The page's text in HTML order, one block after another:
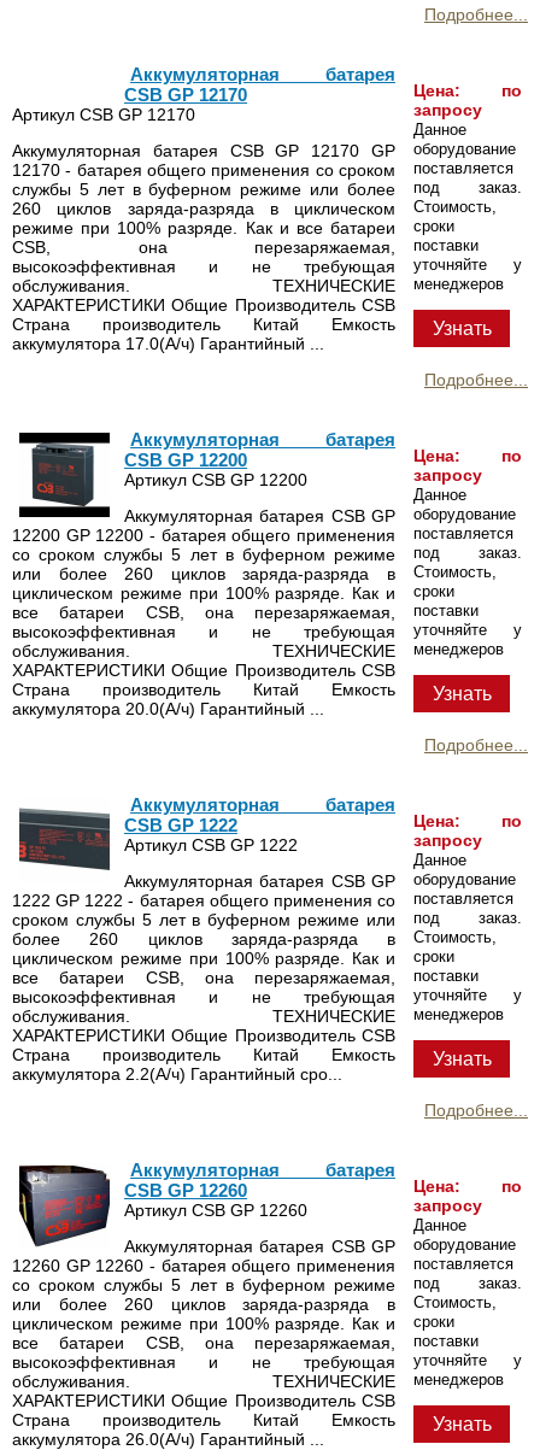
Подробнее...
Цена: по
запросу
Данное
оборудование
поставляется
под заказ.
Стоимость,
сроки
поставки
уточняйте у
менеджеров
Узнать
Аккумуляторная батарея
CSB GP 12170
Артикул CSB GP 12170
Аккумуляторная батарея CSB GP 12170 GP
12170 - батарея общего применения со сроком
службы 5 лет в буферном режиме или более
260 циклов заряда-разряда в циклическом
режиме при 100% разряде. Как и все батареи
CSB, она перезаряжаемая,
высокоэффективная и не требующая
обслуживания. ТЕХНИЧЕСКИЕ
ХАРАКТЕРИСТИКИ Общие Производитель CSB
Страна производитель Китай Емкость
аккумулятора 17.0(А/ч) Гарантийный ...
Подробнее...
Цена: по
запросу
Данное
оборудование
поставляется
под заказ.
Стоимость,
сроки
поставки
уточняйте у
менеджеров
Узнать
Аккумуляторная батарея
CSB GP 12200
Артикул CSB GP 12200
Аккумуляторная батарея CSB GP
12200 GP 12200 - батарея общего применения
со сроком службы 5 лет в буферном режиме
или более 260 циклов заряда-разряда в
циклическом режиме при 100% разряде. Как и
все батареи CSB, она перезаряжаемая,
высокоэффективная и не требующая
обслуживания. ТЕХНИЧЕСКИЕ
ХАРАКТЕРИСТИКИ Общие Производитель CSB
Страна производитель Китай Емкость
аккумулятора 20.0(А/ч) Гарантийный ...
Подробнее...
Цена: по
запросу
Данное
оборудование
поставляется
под заказ.
Стоимость,
сроки
поставки
уточняйте у
менеджеров
Узнать
Аккумуляторная батарея
CSB GP 1222
Артикул CSB GP 1222
Аккумуляторная батарея CSB GP
1222 GP 1222 - батарея общего применения со
сроком службы 5 лет в буферном режиме или
более 260 циклов заряда-разряда в
циклическом режиме при 100% разряде. Как и
все батареи CSB, она перезаряжаемая,
высокоэффективная и не требующая
обслуживания. ТЕХНИЧЕСКИЕ
ХАРАКТЕРИСТИКИ Общие Производитель CSB
Страна производитель Китай Емкость
аккумулятора 2.2(А/ч) Гарантийный сро...
Подробнее...
Цена: по
запросу
Данное
оборудование
поставляется
под заказ.
Стоимость,
сроки
поставки
уточняйте у
менеджеров
Узнать
Аккумуляторная батарея
CSB GP 12260
Артикул CSB GP 12260
Аккумуляторная батарея CSB GP
12260 GP 12260 - батарея общего применения
со сроком службы 5 лет в буферном режиме
или более 260 циклов заряда-разряда в
циклическом режиме при 100% разряде. Как и
все батареи CSB, она перезаряжаемая,
высокоэффективная и не требующая
обслуживания. ТЕХНИЧЕСКИЕ
ХАРАКТЕРИСТИКИ Общие Производитель CSB
Страна производитель Китай Емкость
аккумулятора 26.0(А/ч) Гарантийный ...